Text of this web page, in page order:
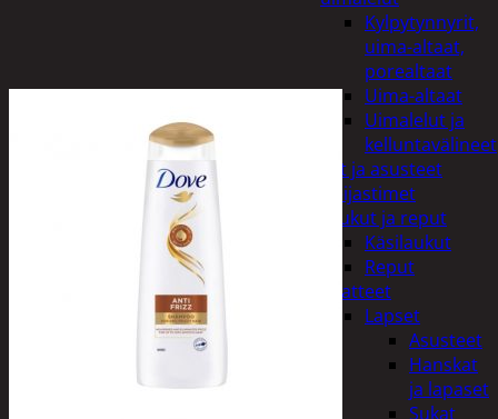
Kylpytynnyrit,
uima-altaat,
porealtaat
Uima-altaat
Uimalelut ja
kelluntavälineet
Vaatteet ja asusteet
Heijastimet
Laukut ja reput
Käsilaukut
Reput
Vaatteet
Lapset
Asusteet
Hanskat
ja lapaset
Sukat